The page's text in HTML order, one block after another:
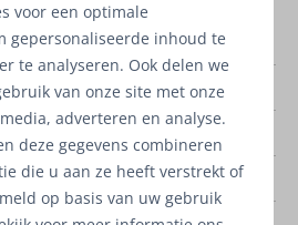
Marina Resort
Leukermeer
1 slaapkamer
1 badkamer
2 personen
voor een optimale
gepersonaliseerde inhoud te
te analyseren. Ook delen we
van onze site met onze
adverteren en analyse.
deze gegevens combineren
die u aan ze heeft verstrekt of
op basis van uw gebruik